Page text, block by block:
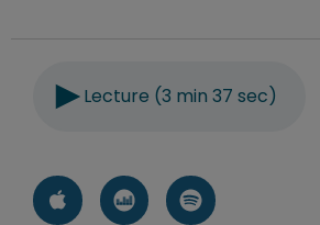
Lecture (3 min 37 sec)